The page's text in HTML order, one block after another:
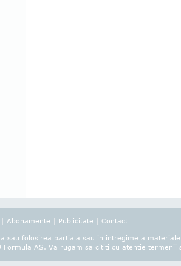
| Abonamente | Publicitate | Contact
sau folosirea partiala sau in intregime a
Formula AS. Va rugam sa cititi cu atentie termenii